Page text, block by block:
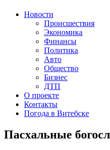
Новости
Происшествия
Экономика
Финансы
Политика
Авто
Общество
Бизнес
ДТП
О проекте
Контакты
Погода в Витебске
Пасхальные